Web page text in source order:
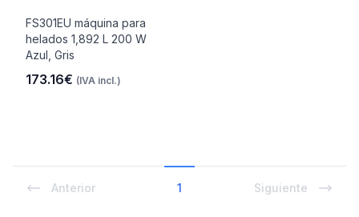
FS301EU máquina para
helados 1,892 L 200 W
Azul, Gris
173.16€ (IVA incl.)
Anterior 1 Siguiente